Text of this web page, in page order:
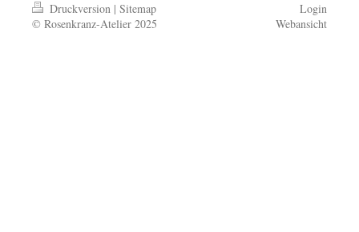
Druckversion | Sitemap
© Rosenkranz-Atelier 2025
Login
Webansicht